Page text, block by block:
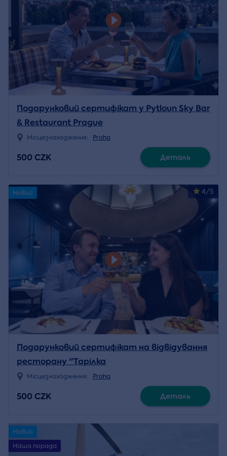
Подарунковий сертифікат у Pytloun Sky Bar
& Restaurant Prague
Місцезнаходження: Praha
500 CZK Деталь
4/5
Новий
Подарунковий сертифікат на відвідування
ресторану "Тарілка
Місцезнаходження: Praha
500 CZK Деталь
Новий
Наша порада